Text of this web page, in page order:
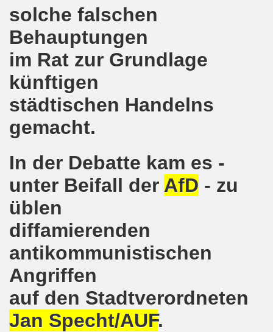
solche falschen
Behauptungen
im Rat zur Grundlage
künftigen
städtischen Handelns
gemacht.
In der Debatte kam es -
unter Beifall der AfD - zu
üblen
diffamierenden
antikommunistischen
Angriffen
auf den Stadtverordneten
Jan Specht/AUF.
Bewegung solidarisch am 19.02.2018 im Kampf gegen
Bewegung diskutiert am 19.02.2018 über heißes Eisen
Bewegung in Gelsenkirchen am 05.02.2018 wächst auf
Bewegung am 05.02.2018 diskutiert über
die türkische Invasion in Afrin - kämpferisch,
ruft auf zur ruhrgebietsweiten Demonstration
Bewegung fordert mit über 300facher Stimme: Stoppt
Bewegung ruft auf zum Protest gegen die Angriffe der
mit gutem Start ins Jahr 2018
Zeichen der Solidarität der Völker!
ruft zu Protesten und zu Demonstrationen gegen
in Bonn! 2.000 Teilnehmerinnen und